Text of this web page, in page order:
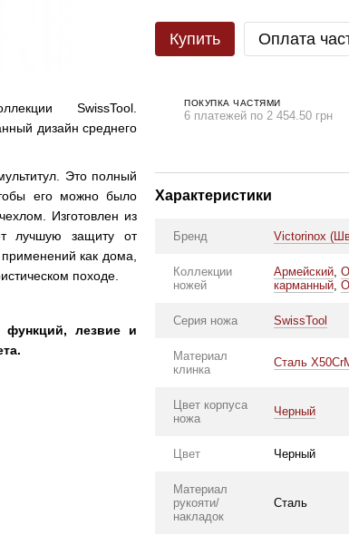
SwissTool.
дизайн среднего
Это полный
его можно было
Изготовлен из
лучшую защиту от
как дома,
походе.
функций, лезвие и
Купить Оплата
ПОКУПКА ЧАСТЯМИ
6 платежей по 2 454.50 грн
Характеристики
Бренд Victorinox
Коллекции
ножей
Армейский,
карманный,
Серия ножа SwissTool
Материал
клинка
Сталь
Цвет корпуса
ножа
Черный
Цвет Черный
Материал
рукояти/
накладок
Сталь